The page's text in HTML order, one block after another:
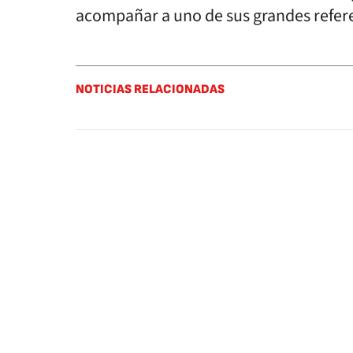
acompañar a uno de sus grandes
NOTICIAS RELACIONADAS